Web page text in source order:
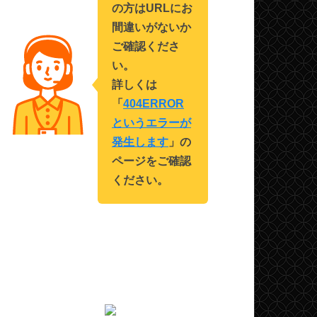
の方はURLにお
間違いがないか
ご確認くださ
い。
詳しくは
「 404ERROR
というエラーが
発生します 」の
ページをご確認
ください。